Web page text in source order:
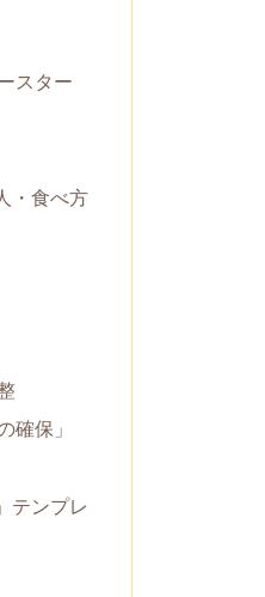
スター
・食べ方
確保」
テンプレ